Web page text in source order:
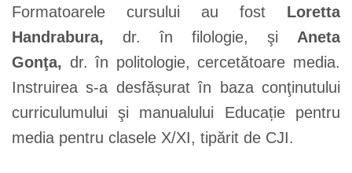
Formatoarele cursului au fost Loretta
Handrabura, dr. în filologie, şi Aneta
Gonţa, dr. în politologie, cercetătoare media.
Instruirea s-a desfășurat în baza conţinutului
curriculumului şi manualului Educație pentru
media pentru clasele X/XI, tipărit de CJI.